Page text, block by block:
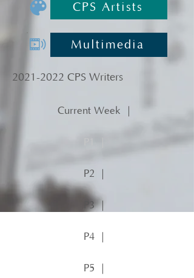
CPS Artists
Multimedia
2021-2022 CPS Writers
Current Week ｜
P2 ｜
P3 ｜
P4 ｜
P5 ｜